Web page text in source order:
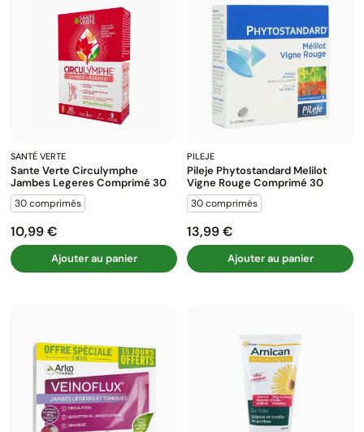
SANTÉ VERTE
Sante Verte Circulymphe
Jambes Legeres Comprimé 30
30 comprimés
Prix
10,99 €
Ajouter au panier
PILEJE
Pileje Phytostandard Melilot
Vigne Rouge Comprimé 30
30 comprimés
Prix
13,99 €
Ajouter au panier